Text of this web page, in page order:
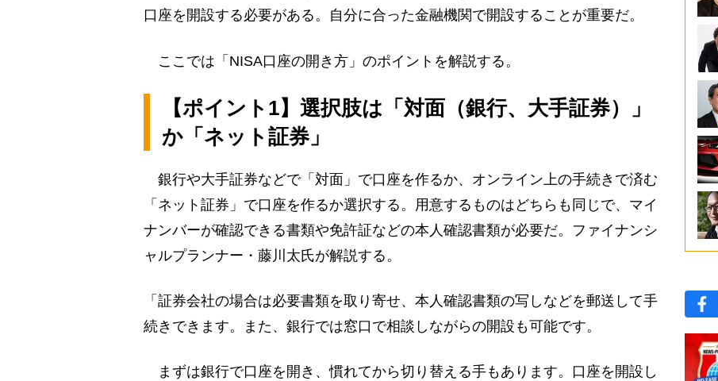
口座を開設する必要がある。自分に合った金融機関で開設することが重要だ。
ここでは「NISA口座の開き方」のポイントを解説する。
【ポイント1】選択肢は「対面（銀行、大手証券）」
か「ネット証券」
銀行や大手証券などで「対面」で口座を作るか、オンライン上の手続きで済む
「ネット証券」で口座を作るか選択する。用意するものはどちらも同じで、マイ
ナンバーが確認できる書類や免許証などの本人確認書類が必要だ。ファイナンシ
ャルプランナー・藤川太氏が解説する。
「証券会社の場合は必要書類を取り寄せ、本人確認書類の写しなどを郵送して手
続きできます。また、銀行では窓口で相談しながらの開設も可能です。
まずは銀行で口座を開き、慣れてから切り替える手もあります。口座を開設し